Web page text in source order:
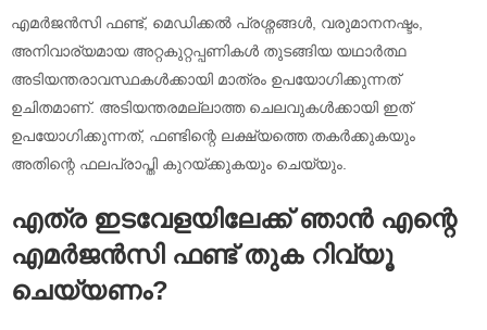
എമർജൻസി ഫണ്ട്, മെഡിക്കൽ പ്രശ്നങ്ങൾ, വരുമാനനഷ്ടം,
അനിവാര്യമായ അറ്റകുറ്റപ്പണികൾ തുടങ്ങിയ യഥാർത്ഥ
അടിയന്തരാവസ്ഥകൾക്കായി മാത്രം ഉപയോഗിക്കുന്നത്
ഉചിതമാണ്. അടിയന്തരമല്ലാത്ത ചെലവുകൾക്കായി ഇത്
ഉപയോഗിക്കുന്നത്, ഫണ്ടിന്റെ ലക്ഷ്യത്തെ തകർക്കുകയും
അതിന്റെ ഫലപ്രാപ്തി കുറയ്ക്കുകയും ചെയ്യും.
എത്ര ഇടവേളയിലേക്ക് ഞാൻ എന്റെ
എമർജൻസി ഫണ്ട് തുക റിവ്യൂ
ചെയ്യണം?